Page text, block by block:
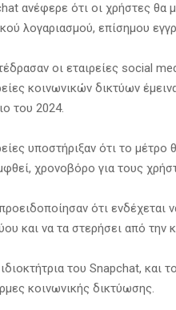
ανέφερε ότι οι χρήστες θα
λογαριασμού, επίσημου
οι εταιρείες social
κοινωνικών δικτύων
του 2024.
υποστήριξαν ότι το
χρονοβόρο για τους
ότι ενδέχεται
και να τα στερήσει από την
του Snapchat, και
κοινωνικής δικτύωσης.